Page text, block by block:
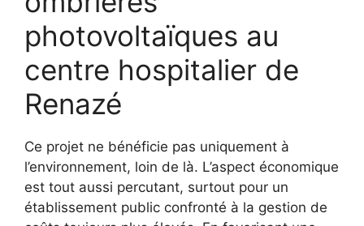
photovoltaïques au
centre hospitalier de
Renazé
Ce projet ne bénéficie pas uniquement à
l’environnement, loin de là. L’aspect économique
est tout aussi percutant, surtout pour un
établissement public confronté à la gestion de